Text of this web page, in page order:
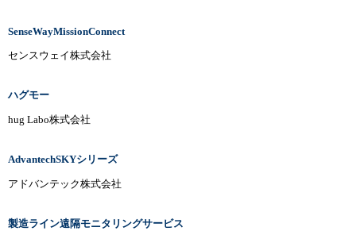
SenseWayMissionConnect
センスウェイ株式会社
ハグモー
hug Labo株式会社
AdvantechSKYシリーズ
アドバンテック株式会社
製造ライン遠隔モニタリングサービス